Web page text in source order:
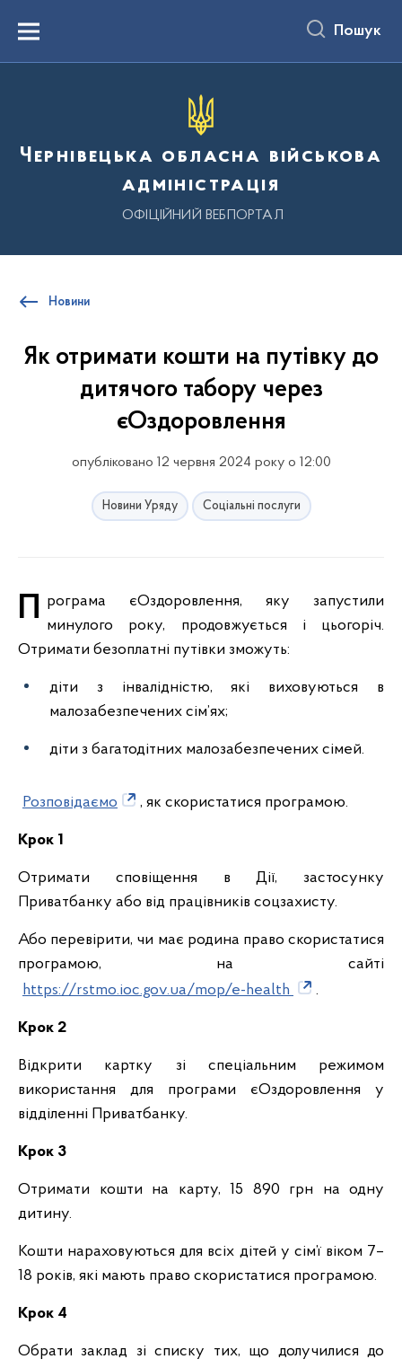
вмістуMenu Пошук
Чернівецька обласна військова
адміністрація
ОФІЦІЙНИЙ ВЕБПОРТАЛ
Новини
Як отримати кошти на путівку до
дитячого табору через
єОздоровлення
опубліковано 12 червня 2024 року о 12:00
Новини Уряду Соціальні послуги
Програма єОздоровлення, яку запустили минулого року, продовжується і цьогоріч.
Отримати безоплатні путівки зможуть:
діти з інвалідністю, які виховуються в
малозабезпечених сім’ях;
діти з багатодітних малозабезпечених сімей.
Розповідаємо , як скористатися програмою.
Крок 1
Отримати сповіщення в Дії, застосунку
Приватбанку або від працівників соцзахисту.
Або перевірити, чи має родина право скористатися
програмою, на сайті
https://rstmo.ioc.gov.ua/mop/e-health
.
Крок 2
Відкрити картку зі спеціальним режимом
використання для програми єОздоровлення у
відділенні Приватбанку.
Крок 3
Отримати кошти на карту, 15 890 грн на одну
дитину.
Кошти нараховуються для всіх дітей у сім’ї віком 7–
18 років, які мають право скористатися програмою.
Крок 4
Обрати заклад зі списку тих, що долучилися до